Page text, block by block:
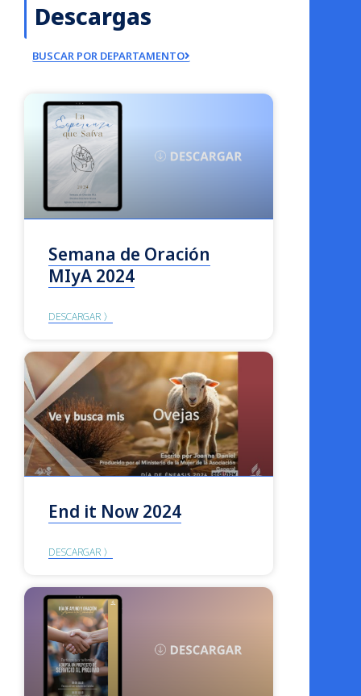
Descargas
BUSCAR POR DEPARTAMENTO
Semana de Oración
MIyA 2024
DESCARGAR 〉
End it Now 2024
DESCARGAR 〉